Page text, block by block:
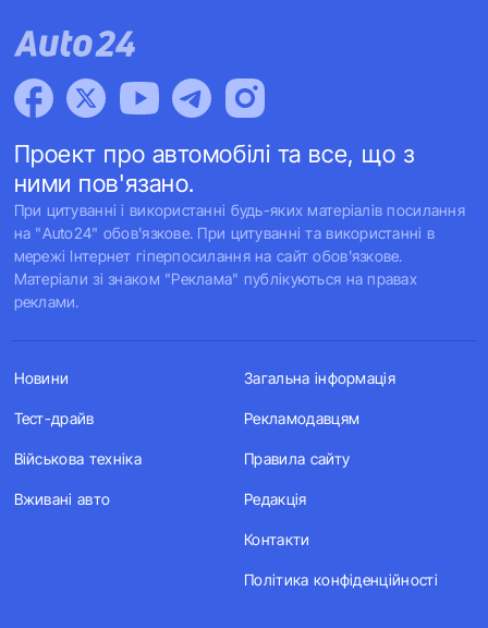
Проект про автомобілі та все, що з
ними пов'язано.
При цитуванні і використанні будь-яких матеріалів посилання
на "Auto24" обов'язкове. При цитуванні та використанні в
мережі Інтернет гіперпосилання на сайт обов'язкове.
Матеріали зі знаком "Реклама" публікуються на правах
реклами.
Новини
Тест-драйв
Військова техніка
Вживані авто
Загальна інформація
Рекламодавцям
Правила сайту
Редакція
Контакти
Політика конфіденційності